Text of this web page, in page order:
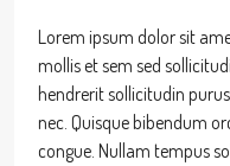
Lorem ipsum dolor sit
mollis et sem sed
hendrerit sollicitudin
nec. Quisque bibendum
congue. Nullam tempus